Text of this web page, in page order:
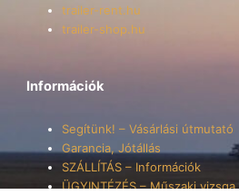
trailer-rent.hu
trailer-shop.hu
Információk
Segítünk! – Vásárlási útmutató
Garancia, Jótállás
SZÁLLÍTÁS – Információk
ÜGYINTÉZÉS – Műszaki